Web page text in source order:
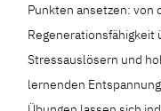
Punkten ansetzen: von
Regenerationsfähigkeit
Stressauslösern und
lernenden